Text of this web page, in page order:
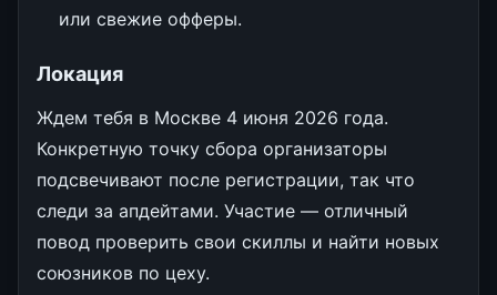
или свежие офферы.
Локация
Ждем тебя в Москве 4 июня 2026 года.
Конкретную точку сбора организаторы
подсвечивают после регистрации, так что
следи за апдейтами. Участие — отличный
повод проверить свои скиллы и найти новых
союзников по цеху.